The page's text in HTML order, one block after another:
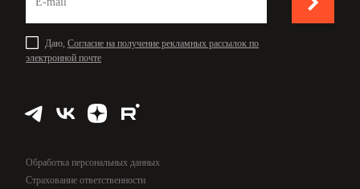
Даю, Согласие на получение рекламных рассылок по
электронной почте
Обработка персональных данных
Страхование ответственности